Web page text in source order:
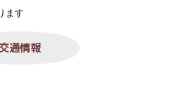
ます
交通情報